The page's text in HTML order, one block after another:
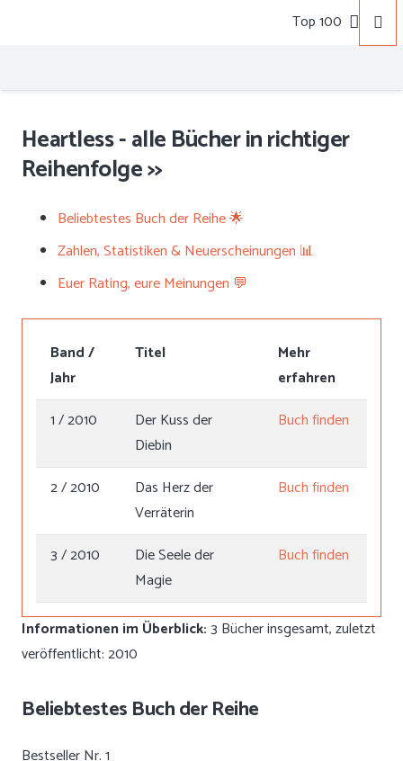
Top 100
Heartless - alle Bücher in richtiger
Reihenfolge >>
Beliebtestes Buch der Reihe 🌟
Zahlen, Statistiken & Neuerscheinungen 📊
Euer Rating, eure Meinungen 💬
Band /
Jahr
Titel
Mehr
erfahren
1 / 2010
Der Kuss der
Diebin
Buch finden
2 / 2010
Das Herz der
Verräterin
Buch finden
3 / 2010
Die Seele der
Magie
Buch finden
Informationen im Überblick:3 Bücher insgesamt, zuletzt
veröffentlicht: 2010
Beliebtestes Buch der Reihe
Bestseller Nr. 1